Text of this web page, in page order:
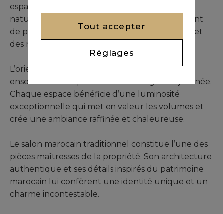
espaces de réception baignés de lumière
naturelle. Les nombreuses terrasses permettent
de profiter pleinement des panoramas marins et
des magnifiques couchers de soleil.
L’orientation idéale de la villa garantit un
ensoleillement optimal tout au long de la journée.
Chaque espace bénéficie d’une luminosité
exceptionnelle qui met en valeur les volumes et
crée une ambiance raffinée et chaleureuse.
Le salon marocain traditionnel constitue l’une des
pièces maîtresses de la propriété. Son architecture
authentique et ses détails inspirés du patrimoine
marocain lui confèrent une identité unique et un
charme incontestable.
Tout accepter
Réglages